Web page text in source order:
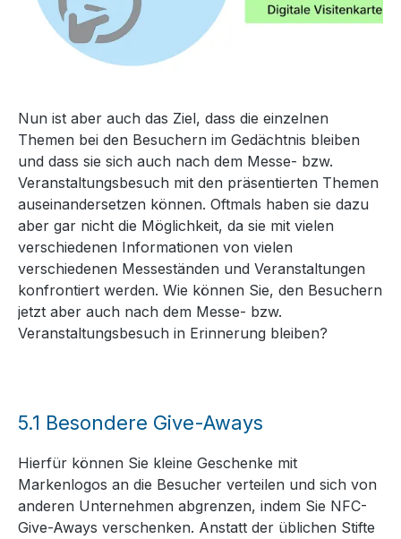
Nun ist aber auch das Ziel, dass die einzelnen
Themen bei den Besuchern im Gedächtnis bleiben
und dass sie sich auch nach dem Messe- bzw.
Veranstaltungsbesuch mit den präsentierten Themen
auseinandersetzen können. Oftmals haben sie dazu
aber gar nicht die Möglichkeit, da sie mit vielen
verschiedenen Informationen von vielen
verschiedenen Messeständen und Veranstaltungen
konfrontiert werden. Wie können Sie, den Besuchern
jetzt aber auch nach dem Messe- bzw.
Veranstaltungsbesuch in Erinnerung bleiben?
5.1 Besondere Give-Aways
Hierfür können Sie kleine Geschenke mit
Markenlogos an die Besucher verteilen und sich von
anderen Unternehmen abgrenzen, indem Sie NFC-
Give-Aways verschenken. Anstatt der üblichen Stifte